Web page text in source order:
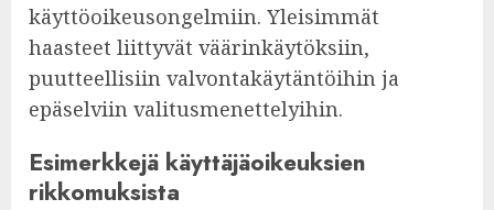
käyttöoikeusongelmiin. Yleisimmät
haasteet liittyvät väärinkäytöksiin,
puutteellisiin valvontakäytäntöihin ja
epäselviin valitusmenettelyihin.
Esimerkkejä käyttäjäoikeuksien
rikkomuksista